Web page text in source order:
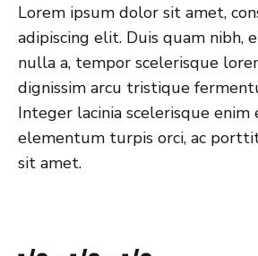
Lorem ipsum dolor sit amet,
adipiscing elit. Duis quam nibh,
nulla a, tempor scelerisque
dignissim arcu tristique
Integer lacinia scelerisque
elementum turpis orci, ac
sit amet.